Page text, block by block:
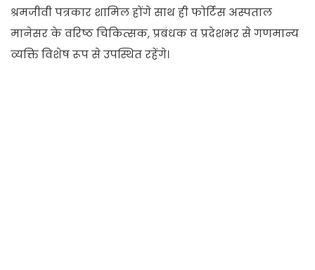
श्रमजीवी पत्रकार शामिल होंगे साथ ही फोर्टिस अस्पताल
मानेसर के वरिष्ठ चिकित्सक, प्रबंधक व प्रदेशभर से गणमान्य
व्यक्ति विशेष रूप से उपस्थित रहेंगे।